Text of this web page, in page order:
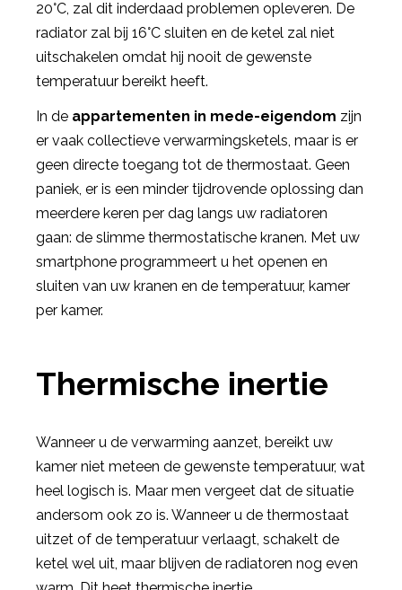
20°C, zal dit inderdaad problemen opleveren. De
radiator zal bij 16°C sluiten en de ketel zal niet
uitschakelen omdat hij nooit de gewenste
temperatuur bereikt heeft.
In de appartementen in mede-eigendom zijn
er vaak collectieve verwarmingsketels, maar is er
geen directe toegang tot de thermostaat. Geen
paniek, er is een minder tijdrovende oplossing dan
meerdere keren per dag langs uw radiatoren
gaan: de slimme thermostatische kranen. Met uw
smartphone programmeert u het openen en
sluiten van uw kranen en de temperatuur, kamer
per kamer.
Thermische inertie
Wanneer u de verwarming aanzet, bereikt uw
kamer niet meteen de gewenste temperatuur, wat
heel logisch is. Maar men vergeet dat de situatie
andersom ook zo is. Wanneer u de thermostaat
uitzet of de temperatuur verlaagt, schakelt de
ketel wel uit, maar blijven de radiatoren nog even